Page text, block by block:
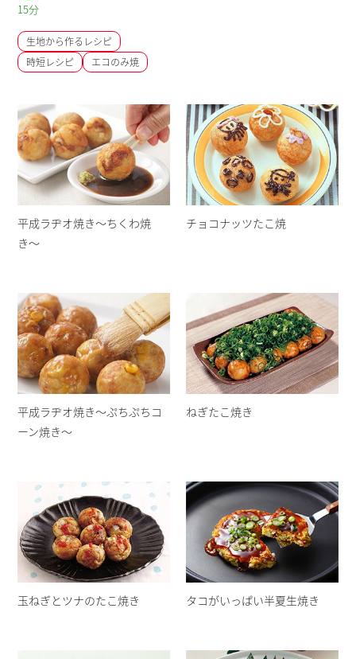
15分
生地から作るレシピ
時短レシピ
エコのみ焼
平成ラヂオ焼き〜ちくわ焼
き〜
チョコナッツたこ焼
平成ラヂオ焼き〜ぷちぷちコ
ーン焼き〜
ねぎたこ焼き
玉ねぎとツナのたこ焼き タコがいっぱい半夏生焼き